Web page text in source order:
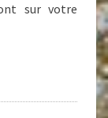
sur votre